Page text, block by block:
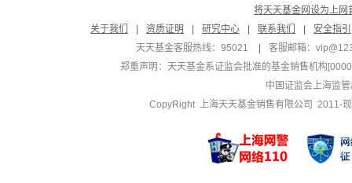
将天天基金网设为上网
关于我们
资质证明 研究中心 联系我们
安全指引
天天基金客服热线：95021
客服邮箱：
郑重声明：天天基金系证监会批准的基金销售机构
中国证监会上海监
CopyRight 上海天天基金销售有限公司 2011-